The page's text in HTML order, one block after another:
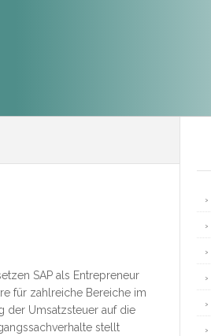
SAP als Entrepreneur
für zahlreiche Bereiche im
der Umsatzsteuer auf die
stellt